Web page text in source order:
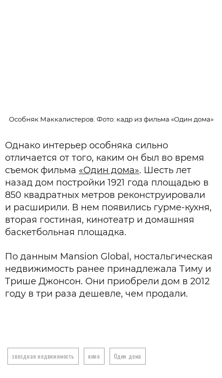
Особняк Маккалистеров. Фото: кадр из фильма «Один дома»
Однако интерьер особняка сильно
отличается от того, каким он был во время
съемок фильма «Один дома». Шесть лет
назад дом постройки 1921 года площадью в
850 квадратных метров реконструировали
и расширили. В нем появились гурме-кухня,
вторая гостиная, кинотеатр и домашняя
баскетбольная площадка.
По данным Mansion Global, ностальгическая
недвижимость ранее принадлежала Тиму и
Трише Джонсон. Они приобрели дом в 2012
году в три раза дешевле, чем продали.
звездная недвижимость кино Один дома